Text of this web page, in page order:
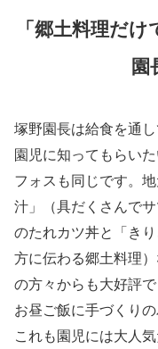
「郷土料理だ
園
塚野園長は給食を通
園児に知ってもらい
フォスも同じです。
汁」（具だくさんで
のたれカツ丼と「き
方に伝わる郷土料理
の方々からも大好評で
お昼ご飯に手づくり
これも園児には大人気